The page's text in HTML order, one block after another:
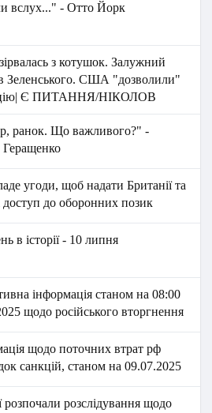
вслух..." - Отто Йорк
з котушок. Залужний
Зеленського. США "дозволили"
Є ПИТАННЯ/НІКОЛОВ
ранок. Що важливого?" -
Геращенко
угоди, щоб надати Британії та
доступ до оборонних позик
в історії - 10 липня
інформація станом на 08:00
щодо російського вторгнення
щодо поточних втрат рф
санкцій, станом на 09.07.2025
розпочали розслідування щодо